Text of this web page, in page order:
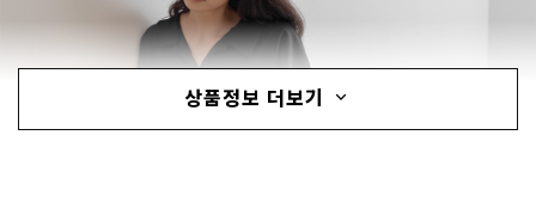
상품정보 더보기